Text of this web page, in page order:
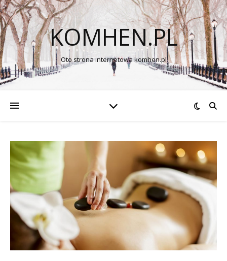
KOMHEN.PL
Oto strona internetowa komhen.pl